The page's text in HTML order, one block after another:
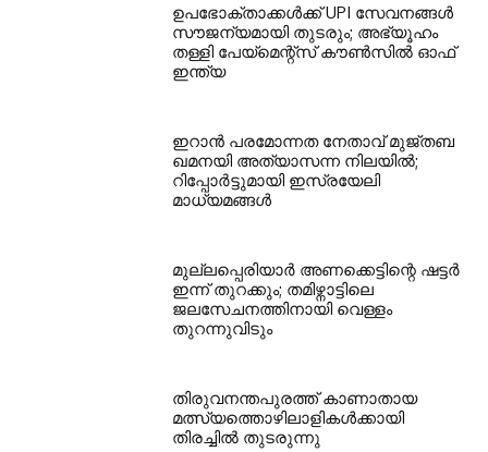
ഉപഭോക്താക്കള്‍ക്ക് UPI സേവനങ്ങള്‍
സൗജന്യമായി തുടരും; അഭ്യൂഹം
തള്ളി പേയ്മെന്റ്‌സ് കൗണ്‍സില്‍ ഓഫ്
ഇന്ത്യ
ഇറാന്‍ പരമോന്നത നേതാവ് മുജ്തബ
ഖമനയി അത്യാസന്ന നിലയില്‍;
റിപ്പോര്‍ട്ടുമായി ഇസ്രയേലി
മാധ്യമങ്ങള്‍
മുല്ലപ്പെരിയാര്‍ അണക്കെട്ടിന്റെ ഷട്ടര്‍
ഇന്ന് തുറക്കും; തമിഴ്നാട്ടിലെ
ജലസേചനത്തിനായി വെള്ളം
തുറന്നുവിടും
തിരുവനന്തപുരത്ത് കാണാതായ
മത്സ്യത്തൊഴിലാളികള്‍ക്കായി
തിരച്ചില്‍ തുടരുന്നു